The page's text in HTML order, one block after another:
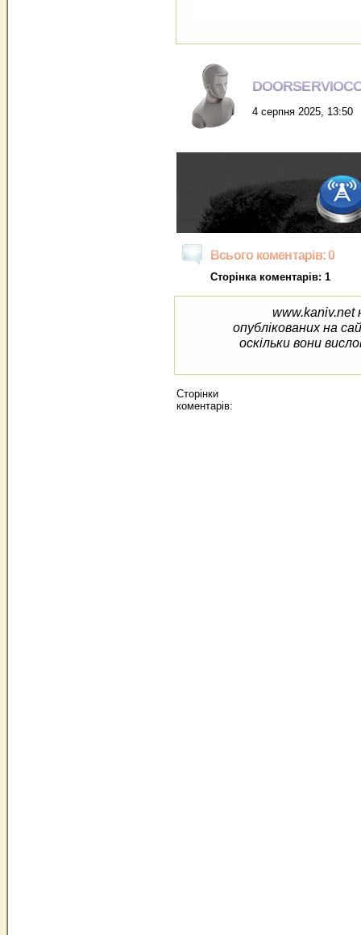
4 серпня 2025, 13:50
Всього коментарів: 0
Сторінка коментарів: 1
www.kaniv.net
опублікованих на
оскільки вони
Сторінки
коментарів: